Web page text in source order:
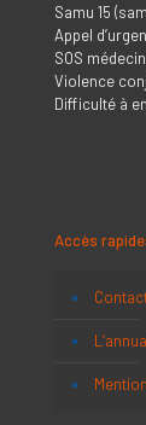
Samu 15
Appel
SOS
Violence
Difficulté à
Accès